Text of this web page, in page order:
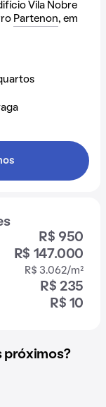
Vila Nobre
Partenon, em
R$ 950
R$ 147.000
R$ 3.062/m²
R$ 235
R$ 10
próximos?